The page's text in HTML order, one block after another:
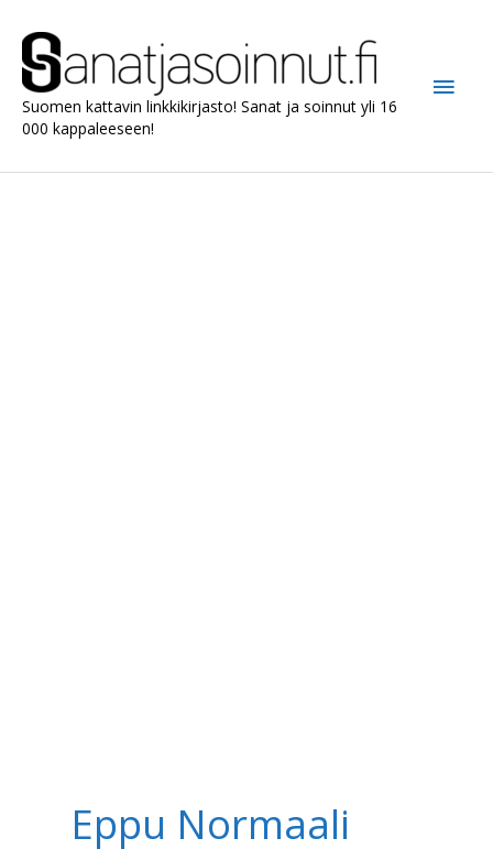
sisältöön
Suomen kattavin linkkikirjasto! Sanat ja soinnut yli 16
000 kappaleeseen!
Eppu Normaali